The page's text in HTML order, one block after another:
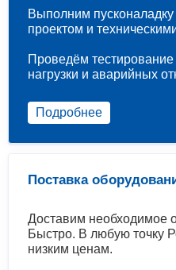
Поставка
Доставим необходимое
Быстро. В любую точку
низким ценам.
Выполним пусконаладку
проектом и
Проведём
нагрузки и аварийных
Подробнее